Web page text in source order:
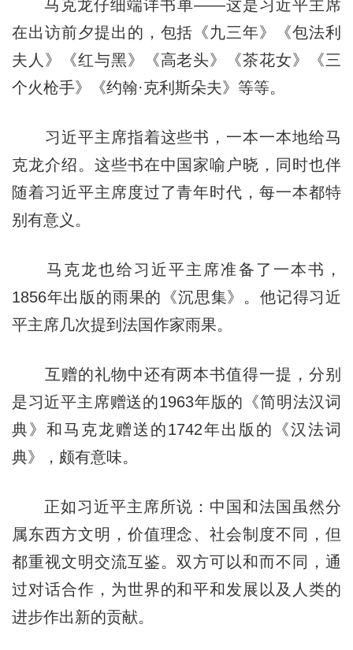
马克龙仔细端详书单——这是习近平主席
在出访前夕提出的，包括《九三年》《包法利
夫人》《红与黑》《高老头》《茶花女》《三
个火枪手》《约翰·克利斯朵夫》等等。
习近平主席指着这些书，一本一本地给马
克龙介绍。这些书在中国家喻户晓，同时也伴
随着习近平主席度过了青年时代，每一本都特
别有意义。
马克龙也给习近平主席准备了一本书，
1856年出版的雨果的《沉思集》。他记得习近
平主席几次提到法国作家雨果。
互赠的礼物中还有两本书值得一提，分别
是习近平主席赠送的1963年版的《简明法汉词
典》和马克龙赠送的1742年出版的《汉法词
典》，颇有意味。
正如习近平主席所说：中国和法国虽然分
属东西方文明，价值理念、社会制度不同，但
都重视文明交流互鉴。双方可以和而不同，通
过对话合作，为世界的和平和发展以及人类的
进步作出新的贡献。